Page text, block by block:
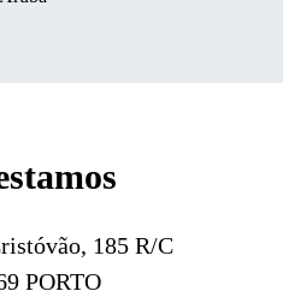
185 R/C
PORTO